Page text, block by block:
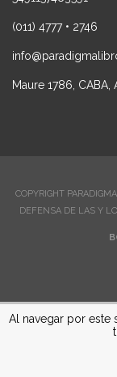
Al navegar por este
(011) 4777 • 2746
Maure 1786, CABA,
COPYRIGHT
DEFENSA DE LAS Y